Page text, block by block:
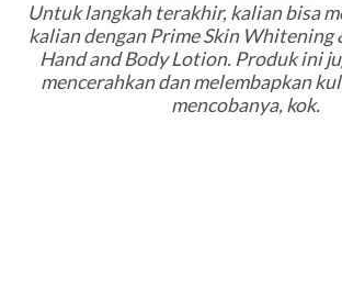
Untuk langkah terakhir, kalian bisa
kalian dengan Prime Skin
Hand and Body Lotion. Produk ini
mencerahkan dan melembapkan
mencobanya, kok.